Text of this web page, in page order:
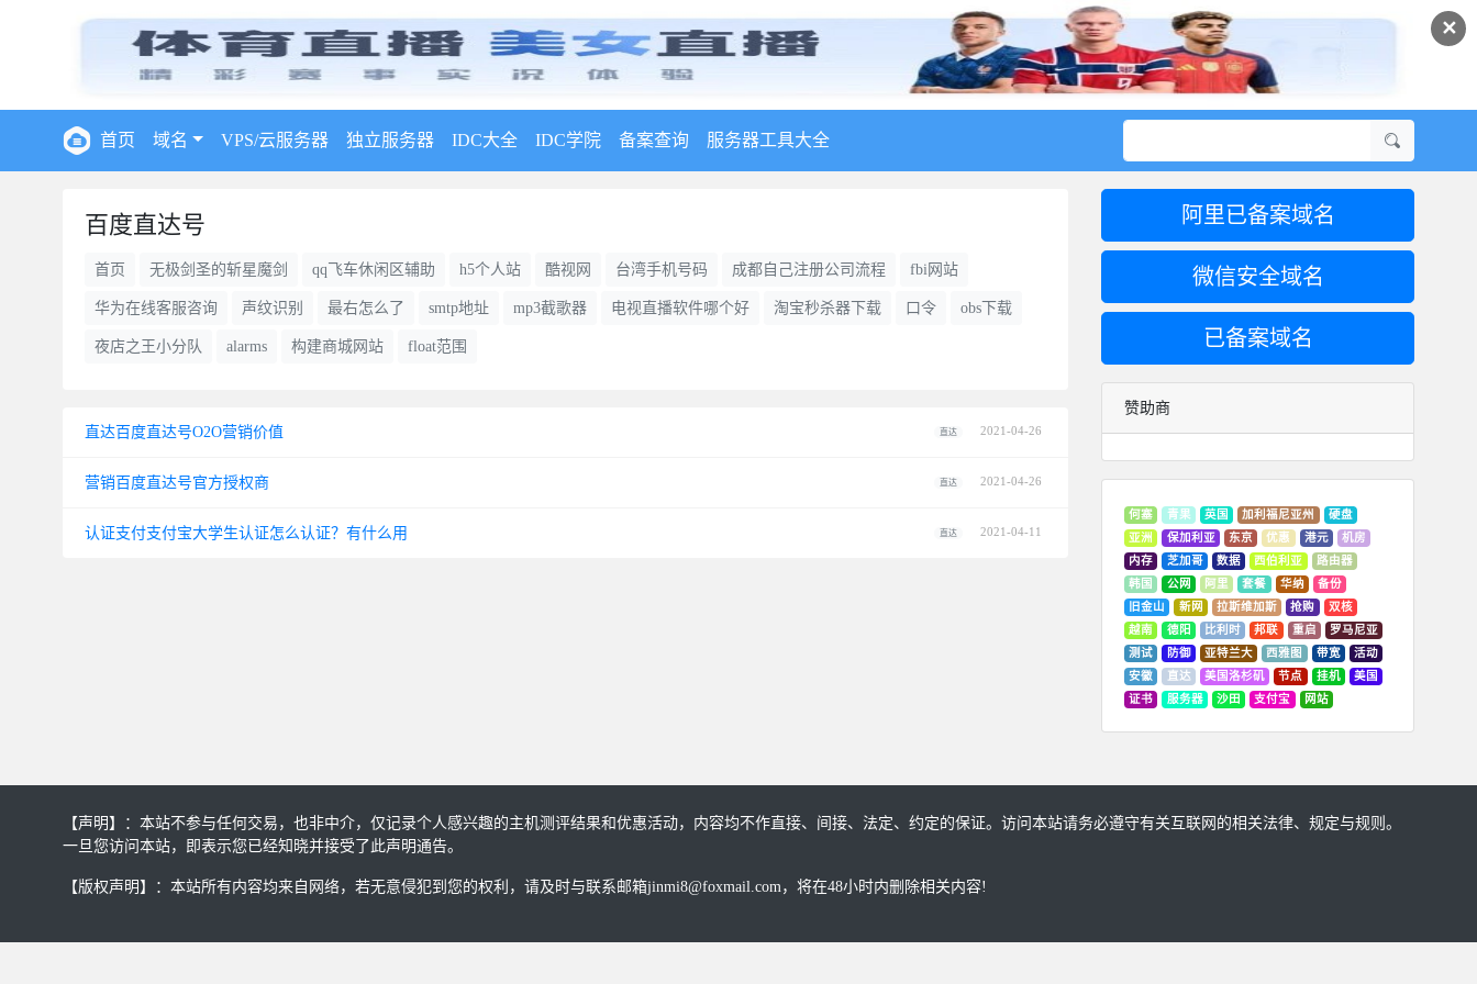
✕
首页 域名 VPS/云服务器 独立服务器 IDC大全 IDC学院 备案查询 服务器工具大全
百度直达号
首页 无极剑圣的斩星魔剑 qq飞车休闲区辅助 h5个人站 酷视网 台湾手机号码 成都自己注册公司流程 fbi网站
华为在线客服咨询 声纹识别 最右怎么了 smtp地址 mp3截歌器 电视直播软件哪个好 淘宝秒杀器下载 口令 obs下载
夜店之王小分队 alarms 构建商城网站 float范围
直达百度直达号O2O营销价值 直达 2021-04-26
营销百度直达号官方授权商 直达 2021-04-26
认证支付支付宝大学生认证怎么认证？有什么用 直达 2021-04-11
阿里已备案域名
微信安全域名
已备案域名
赞助商
何塞 青果 英国 加利福尼亚州
硬盘
亚洲
保加利亚 东京 优惠 港元
机房
内存
芝加哥 数据 西伯利亚
路由器
韩国
公网 阿里 套餐 华纳
备份
旧金山
新网 拉斯维加斯 抢购
双核
越南
德阳 比利时 邦联 重启
罗马尼亚
测试
防御 亚特兰大 西雅图 带宽
活动
安徽
直达 美国洛杉矶 节点 挂机
美国
证书
服务器 沙田 支付宝 网站
【声明】：本站不参与任何交易，也非中介，仅记录个人感兴趣的主机测评结果和优惠活动，内容均不作直接、间接、法定、约定的保证。访问本站请务必遵守有关互联网的相关法律、规定与规则。
一旦您访问本站，即表示您已经知晓并接受了此声明通告。
【版权声明】：本站所有内容均来自网络，若无意侵犯到您的权利，请及时与联系邮箱jinmi8@foxmail.com，将在48小时内删除相关内容!